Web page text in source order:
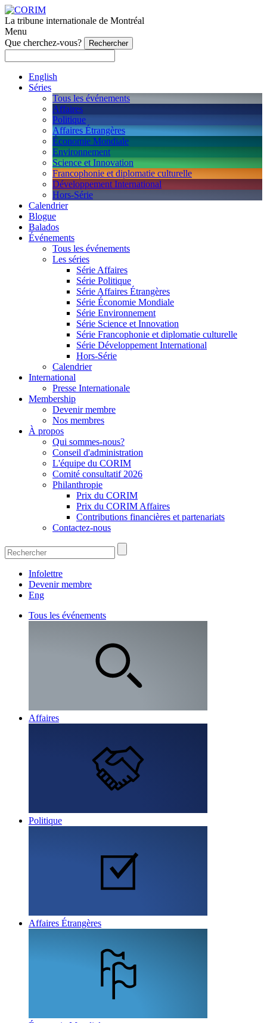
La tribune internationale de Montréal
Menu
Que cherchez-vous?
English
Séries
Tous les événements
Affaires
Politique
Affaires Étrangères
Économie Mondiale
Environnement
Science et Innovation
Francophonie et diplomatie culturelle
Développement International
Hors-Série
Calendrier
Blogue
Balados
Événements
Tous les événements
Les séries
Série Affaires
Série Politique
Série Affaires Étrangères
Série Économie Mondiale
Série Environnement
Série Science et Innovation
Série Francophonie et diplomatie culturelle
Série Développement International
Hors-Série
Calendrier
International
Presse Internationale
Membership
Devenir membre
Nos membres
À propos
Qui sommes-nous?
Conseil d'administration
L'équipe du CORIM
Comité consultatif 2026
Philanthropie
Prix du CORIM
Prix du CORIM Affaires
Contributions financières et partenariats
Contactez-nous
Infolettre
Devenir membre
Eng
Tous les événements
Affaires
Politique
Affaires Étrangères